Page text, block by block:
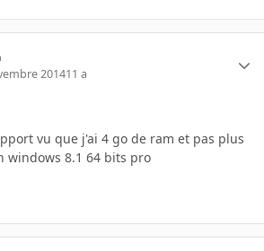
201411 a
vu que j'ai 4 go de ram et pas plus
windows 8.1 64 bits pro